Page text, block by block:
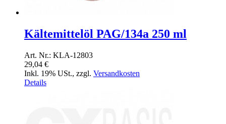
Kältemittelöl PAG/134a 250 ml
Art. Nr.: KLA-12803
29,04 €
Inkl. 19% USt., zzgl. Versandkosten
Details